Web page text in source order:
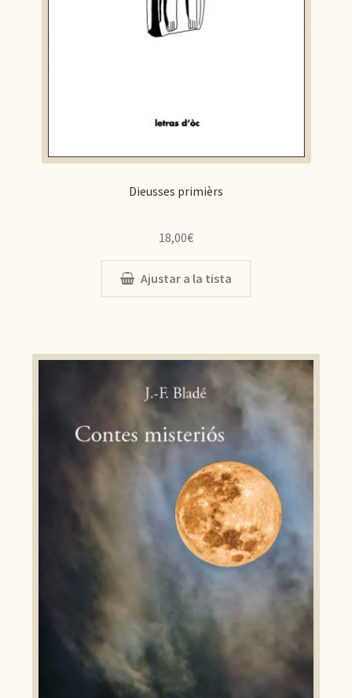
Dieusses primièrs
18,00€
Ajustar a la tista